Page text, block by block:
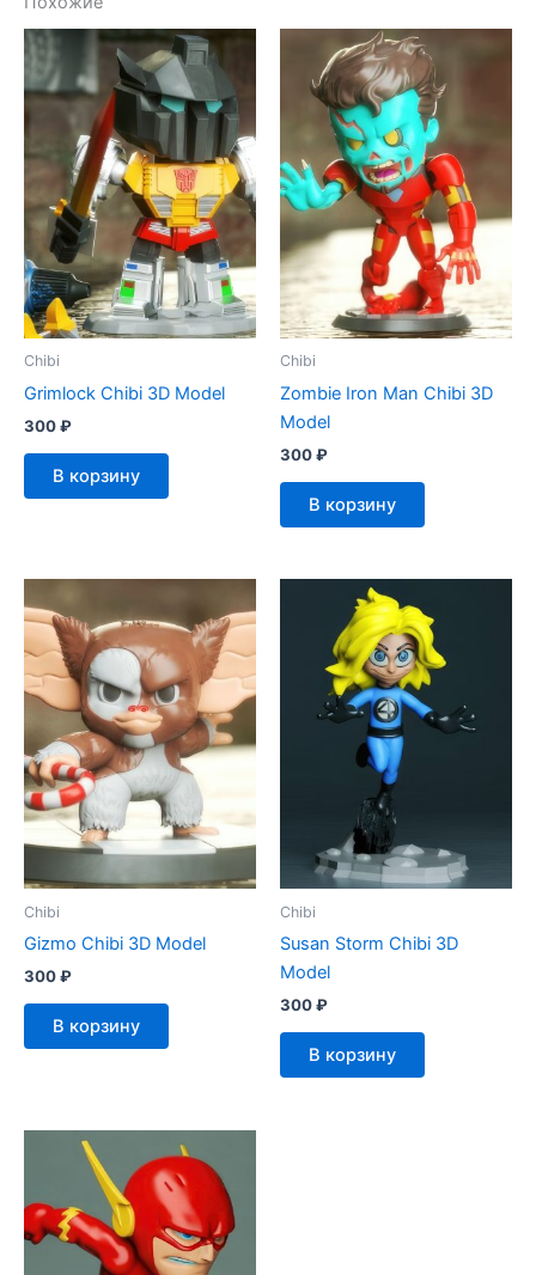
Chibi
Grimlock Chibi 3D Model
300₽
В корзину
Chibi
Zombie Iron Man Chibi 3D
Model
300₽
В корзину
Chibi
Gizmo Chibi 3D Model
300₽
В корзину
Chibi
Susan Storm Chibi 3D
Model
300₽
В корзину